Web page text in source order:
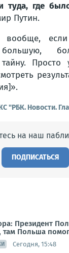
туда, где
Путин.
вообще,
тайну. Просто
"РБК. Новости.
на наш
ПОДПИСАТЬСЯ
Президент
там Польша
Сегодня, 15:48